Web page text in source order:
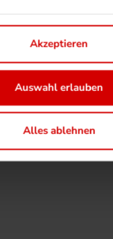
Akzeptieren
Auswahl erlauben
Alles ablehnen